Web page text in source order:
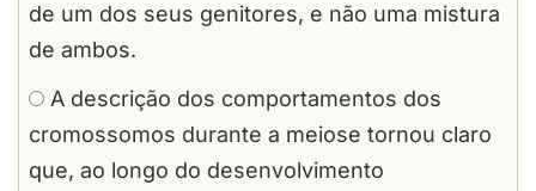
de um dos seus genitores, e não uma mistura
de ambos.
A descrição dos comportamentos dos
cromossomos durante a meiose tornou claro
que, ao longo do desenvolvimento